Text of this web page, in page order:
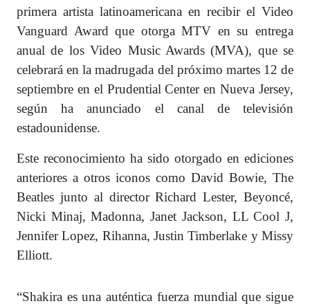
primera artista latinoamericana en recibir el Video
Vanguard Award que otorga MTV en su entrega
anual de los Video Music Awards (MVA), que se
celebrará en la madrugada del próximo martes 12 de
septiembre en el Prudential Center en Nueva Jersey,
según ha anunciado el canal de televisión
estadounidense.
Este reconocimiento ha sido otorgado en ediciones
anteriores a otros iconos como David Bowie, The
Beatles junto al director Richard Lester, Beyoncé,
Nicki Minaj, Madonna, Janet Jackson, LL Cool J,
Jennifer Lopez, Rihanna, Justin Timberlake y Missy
Elliott.
“Shakira es una auténtica fuerza mundial que sigue